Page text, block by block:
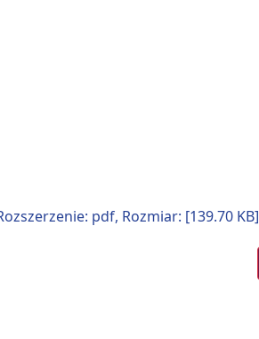
pdf, Rozmiar: [139.70 KB]